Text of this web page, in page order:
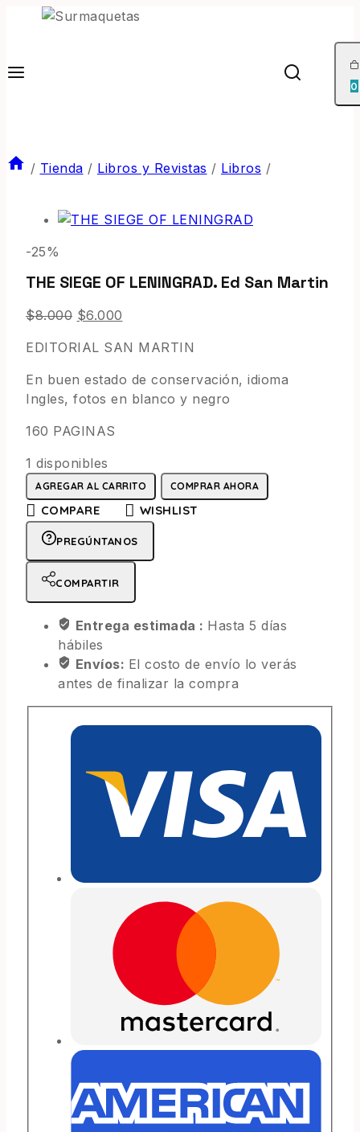
0
/ Tienda / Libros y Revistas / Libros /
-25%
THE SIEGE OF LENINGRAD. Ed San Martin
$8.000 $6.000
EDITORIAL SAN MARTIN
En buen estado de conservación, idioma
Ingles, fotos en blanco y negro
160 PAGINAS
1 disponibles
AGREGAR AL CARRITO COMPRAR AHORA
COMPARE WISHLIST
PREGÚNTANOS
COMPARTIR
Entrega estimada : Hasta 5 días
hábiles
Envíos: El costo de envío lo verás
antes de finalizar la compra